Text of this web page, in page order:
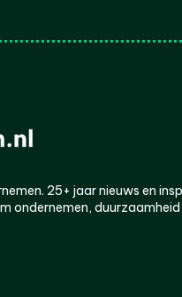
25+ jaar nieuws en
ondernemen, duurzaamheid